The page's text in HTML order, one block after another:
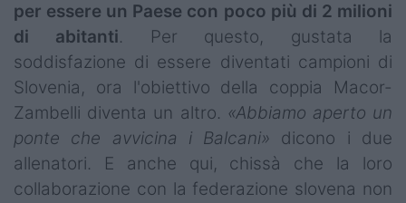
per essere un Paese con poco più di 2 milioni
di abitanti. Per questo, gustata la
soddisfazione di essere diventati campioni di
Slovenia, ora l'obiettivo della coppia Macor-
Zambelli diventa un altro. «Abbiamo aperto un
ponte che avvicina i Balcani» dicono i due
allenatori. E anche qui, chissà che la loro
collaborazione con la federazione slovena non